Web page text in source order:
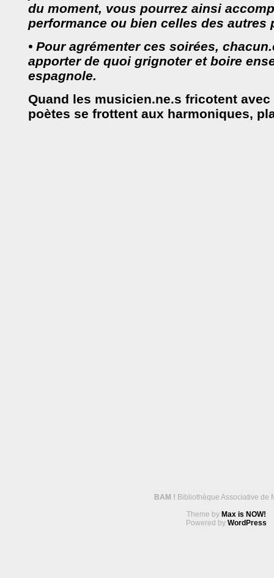
du moment, vous pourrez ainsi
performance ou bien celles des autres
• Pour agrémenter ces soirées,
apporter de quoi grignoter et boire
espagnole.
Quand les musicien.ne.s fricotent
poètes se frottent aux harmoniques,
BAM ! Bibliothèque Associative de
Theme by Max is NOW!
Powered by WordPress